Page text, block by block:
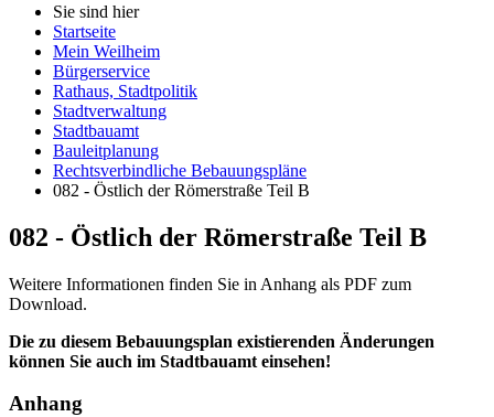
Sie sind hier
Startseite
Mein Weilheim
Bürgerservice
Rathaus, Stadtpolitik
Stadtverwaltung
Stadtbauamt
Bauleitplanung
Rechtsverbindliche Bebauungspläne
082 - Östlich der Römerstraße Teil B
082 - Östlich der Römerstraße Teil B
Weitere Informationen finden Sie in Anhang als PDF zum
Download.
Die zu diesem Bebauungsplan existierenden Änderungen
können Sie auch im Stadtbauamt einsehen!
Anhang